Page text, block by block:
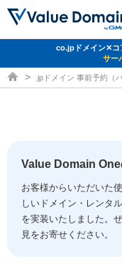
ドメイントップ
ドメイン移管
ドメイン価格一覧
ドメイン一括検索
コアサーバー
バリューサーバー
XREA
セキュリティトップ
Value Domain ネットde診断
SSL証明書
サービストップ
お得意様割引
co.jpドメイン✕コ
サー
ドメイン取得ならバリュー
.jpドメイン 事前予約（
Value Domain One
お客様からいただいた
しいドメイン・レンタ
を実装いたしました。
見をお寄せください。